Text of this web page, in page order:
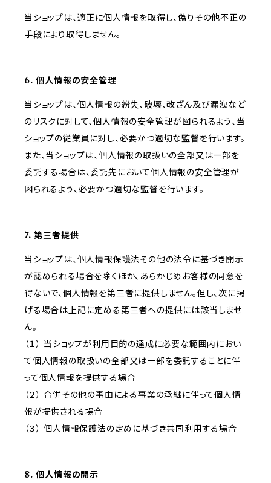
当ショップは、適正に個人情報を取得し、偽りその他不正の
手段により取得しません。
6. 個人情報の安全管理
当ショップは、個人情報の紛失、破壊、改ざん及び漏洩など
のリスクに対して、個人情報の安全管理が図られるよう、当
ショップの従業員に対し、必要かつ適切な監督を行います。
また、当ショップは、個人情報の取扱いの全部又は一部を
委託する場合は、委託先において個人情報の安全管理が
図られるよう、必要かつ適切な監督を行います。
7. 第三者提供
当ショップは、個人情報保護法その他の法令に基づき開示
が認められる場合を除くほか、あらかじめお客様の同意を
得ないで、個人情報を第三者に提供しません。但し、次に掲
げる場合は上記に定める第三者への提供には該当しませ
ん。
（１） 当ショップが利用目的の達成に必要な範囲内におい
て個人情報の取扱いの全部又は一部を委託することに伴
って個人情報を提供する場合
（２） 合併その他の事由による事業の承継に伴って個人情
報が提供される場合
（３） 個人情報保護法の定めに基づき共同利用する場合
8. 個人情報の開示